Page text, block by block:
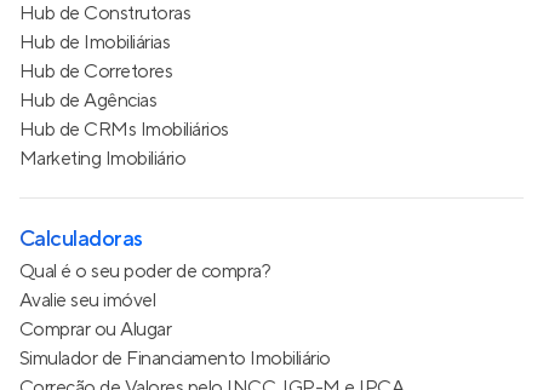
Hub de Construtoras
Hub de Imobiliárias
Hub de Corretores
Hub de Agências
Hub de CRMs Imobiliários
Marketing Imobiliário
Calculadoras
Qual é o seu poder de compra?
Avalie seu imóvel
Comprar ou Alugar
Simulador de Financiamento Imobiliário